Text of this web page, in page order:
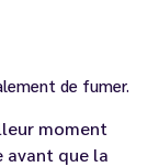
de fumer.
moment
avant que la